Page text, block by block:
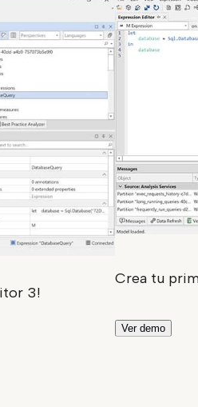
3!
Crea tu
Ver demo